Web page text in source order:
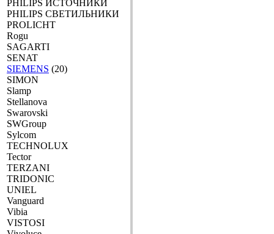
PHILIPS ИСТОЧНИКИ
PHILIPS СВЕТИЛЬНИКИ
PROLICHT
Rogu
SAGARTI
SENAT
SIEMENS (20)
SIMON
Slamp
Stellanova
Swarovski
SWGroup
Sylcom
TECHNOLUX
Tector
TERZANI
TRIDONIC
UNIEL
Vanguard
Vibia
VISTOSI